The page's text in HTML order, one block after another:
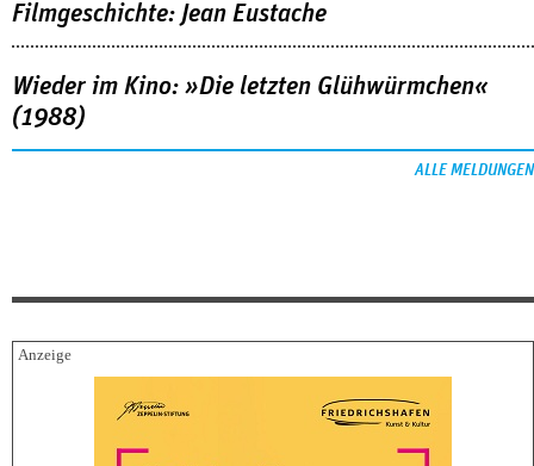
Filmgeschichte: Jean Eustache
Wieder im Kino: »Die letzten Glühwürmchen«
(1988)
ALLE MELDUNGEN